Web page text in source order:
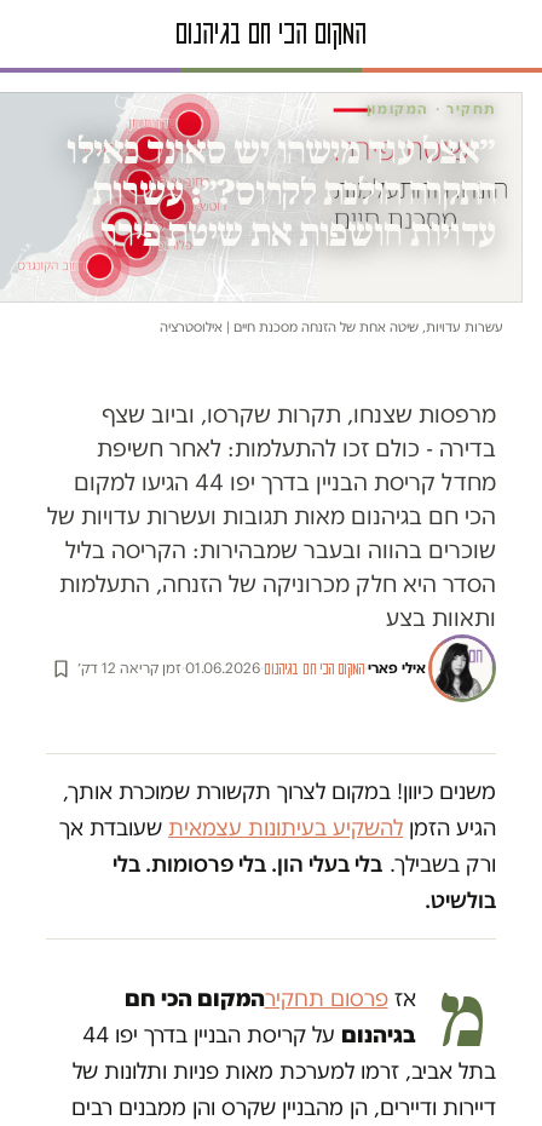
תחקיר · המקומון
״אצל עוד מישהו יש סאונד כאילו
התקרה הולכת לקרוס?״: עשרות
עדויות חושפות את שיטת פירר
עשרות עדויות, שיטה אחת של הזנחה מסכנת חיים | אילוסטרציה
מרפסות שצנחו, תקרות שקרסו, וביוב שצף
בדירה - כולם זכו להתעלמות: לאחר חשיפת
מחדל קריסת הבניין בדרך יפו 44 הגיעו למקום
הכי חם בגיהנום מאות תגובות ועשרות עדויות של
שוכרים בהווה ובעבר שמבהירות: הקריסה בליל
הסדר היא חלק מכרוניקה של הזנחה, התעלמות
ותאוות בצע
אילי פארי·המקום הכי חם בגיהנום·
01.06.2026
·זמן קריאה 12 דק׳
משנים כיוון! במקום לצרוך תקשורת שמוכרת אותך,
הגיע הזמן להשקיע בעיתונות עצמאית שעובדת אך
ורק בשבילך. בלי בעלי הון. בלי פרסומות. בלי
בולשיט.
מ אזפרסום תחקירהמקום הכי חם
בגיהנום
על קריסת הבניין בדרך יפו 44
בתל אביב, זרמו למערכת מאות פניות ותלונות של
דיירות ודיירים, הן מהבניין שקרס והן ממבנים רבים